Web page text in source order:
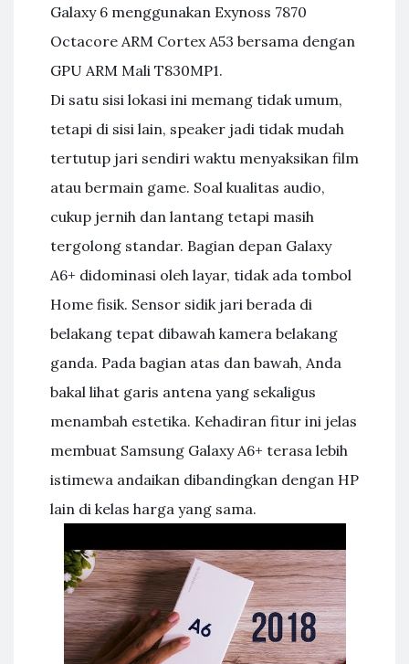
Galaxy 6 menggunakan Exynoss 7870
Octacore ARM Cortex A53 bersama dengan
GPU ARM Mali T830MP1.
Di satu sisi lokasi ini memang tidak umum,
tetapi di sisi lain, speaker jadi tidak mudah
tertutup jari sendiri waktu menyaksikan film
atau bermain game. Soal kualitas audio,
cukup jernih dan lantang tetapi masih
tergolong standar. Bagian depan Galaxy
A6+ didominasi oleh layar, tidak ada tombol
Home fisik. Sensor sidik jari berada di
belakang tepat dibawah kamera belakang
ganda. Pada bagian atas dan bawah, Anda
bakal lihat garis antena yang sekaligus
menambah estetika. Kehadiran fitur ini jelas
membuat Samsung Galaxy A6+ terasa lebih
istimewa andaikan dibandingkan dengan HP
lain di kelas harga yang sama.